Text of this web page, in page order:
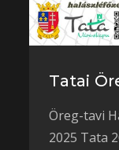
Tatai
Öreg-tavi
2025 Tata